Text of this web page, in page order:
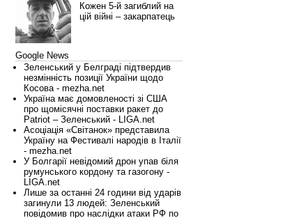
Кожен 5-й загиблий на
цій війні – закарпатець
Google News
Зеленський у Белграді підтвердив
незмінність позиції України щодо
Косова - mezha.net
Україна має домовленості зі США
про щомісячні поставки ракет до
Patriot – Зеленський - LIGA.net
Асоціація «Світанок» представила
Україну на Фестивалі народів в Італії
- mezha.net
У Болгарії невідомий дрон упав біля
румунського кордону та газогону -
LIGA.net
Лише за останні 24 години від ударів
загинули 13 людей: Зеленський
повідомив про наслідки атаки РФ по